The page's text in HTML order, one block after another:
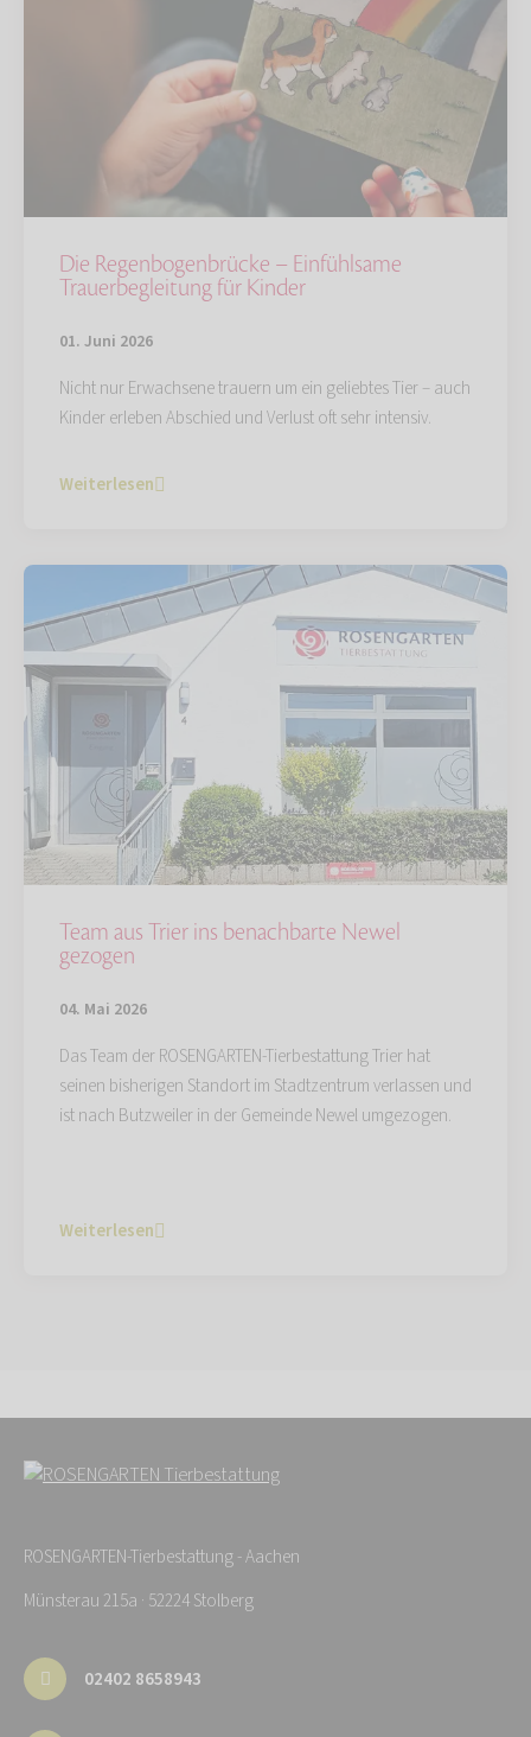
Die Regenbogenbrücke – Einfühlsame
Trauerbegleitung für Kinder
01. Juni 2026
Nicht nur Erwachsene trauern um ein geliebtes Tier – auch
Kinder erleben Abschied und Verlust oft sehr intensiv.
Weiterlesen
Team aus Trier ins benachbarte Newel
gezogen
04. Mai 2026
Das Team der ROSENGARTEN-Tierbestattung Trier hat
seinen bisherigen Standort im Stadtzentrum verlassen und
ist nach Butzweiler in der Gemeinde Newel umgezogen.
Weiterlesen
ROSENGARTEN-Tierbestattung - Aachen
Münsterau 215a · 52224 Stolberg
02402 8658943